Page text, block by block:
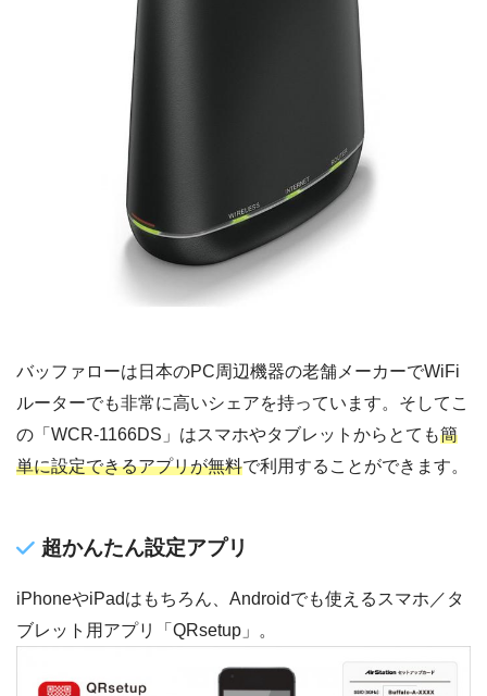
バッファローは日本のPC周辺機器の老舗メーカーでWiFi
ルーターでも非常に高いシェアを持っています。そしてこ
の「WCR-1166DS」はスマホやタブレットからとても簡
単に設定できるアプリが無料で利用することができます。
超かんたん設定アプリ
iPhoneやiPadはもちろん、Androidでも使えるスマホ／タ
ブレット用アプリ「QRsetup」。